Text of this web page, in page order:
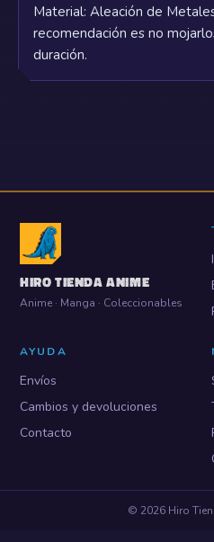
Material: Aleación de
recomendación es no
duración.
HIRO TIENDA ANIME
Anime · Manga · Coleccionables
AYUDA
Envíos
Cambios y devoluciones
Contacto
© 2026 Hiro